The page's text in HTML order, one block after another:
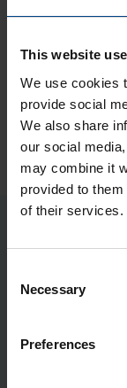
This website
We use cookies
provide social
We also share
our social
may combine it
provided to
of their services.
Selection
Necessary
Preferences
UTU EESTI
7.
Kuidas
Viimased
KILBISÜSTEEMID
Lugemisaeg: 2